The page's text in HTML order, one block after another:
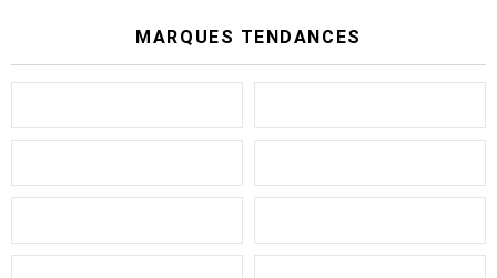
MARQUES TENDANCES